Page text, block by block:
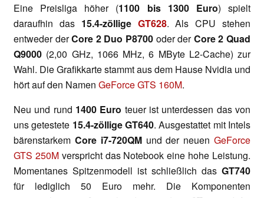
Eine Preisliga höher (1100 bis 1300 Euro) spielt
daraufhin das 15.4-zöllige GT628. Als CPU stehen
entweder derCore 2 Duo P8700 oder derCore 2 Quad
Q9000 (2,00 GHz, 1066 MHz, 6 MByte L2-Cache) zur
Wahl. Die Grafikkarte stammt aus dem Hause Nvidia und
hört auf den Namen GeForce GTS 160M.
Neu und rund 1400 Euro teuer ist unterdessen das von
uns getestete 15.4-zöllige GT640. Ausgestattet mit Intels
bärenstarkem Core i7-720QMund der neuenGeForce
GTS 250Mverspricht das Notebook eine hohe Leistung.
Momentanes Spitzenmodell ist schließlich das GT740
für lediglich 50 Euro mehr. Die Komponenten